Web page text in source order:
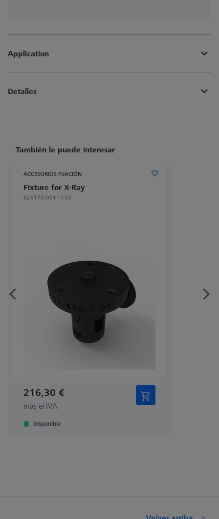
Application
Detalles
También le puede interesar
ACCESORIOS FIJACIÓN
Fixture for X-Ray
626170-0011-150
216,30 €
más el IVA
Disponible